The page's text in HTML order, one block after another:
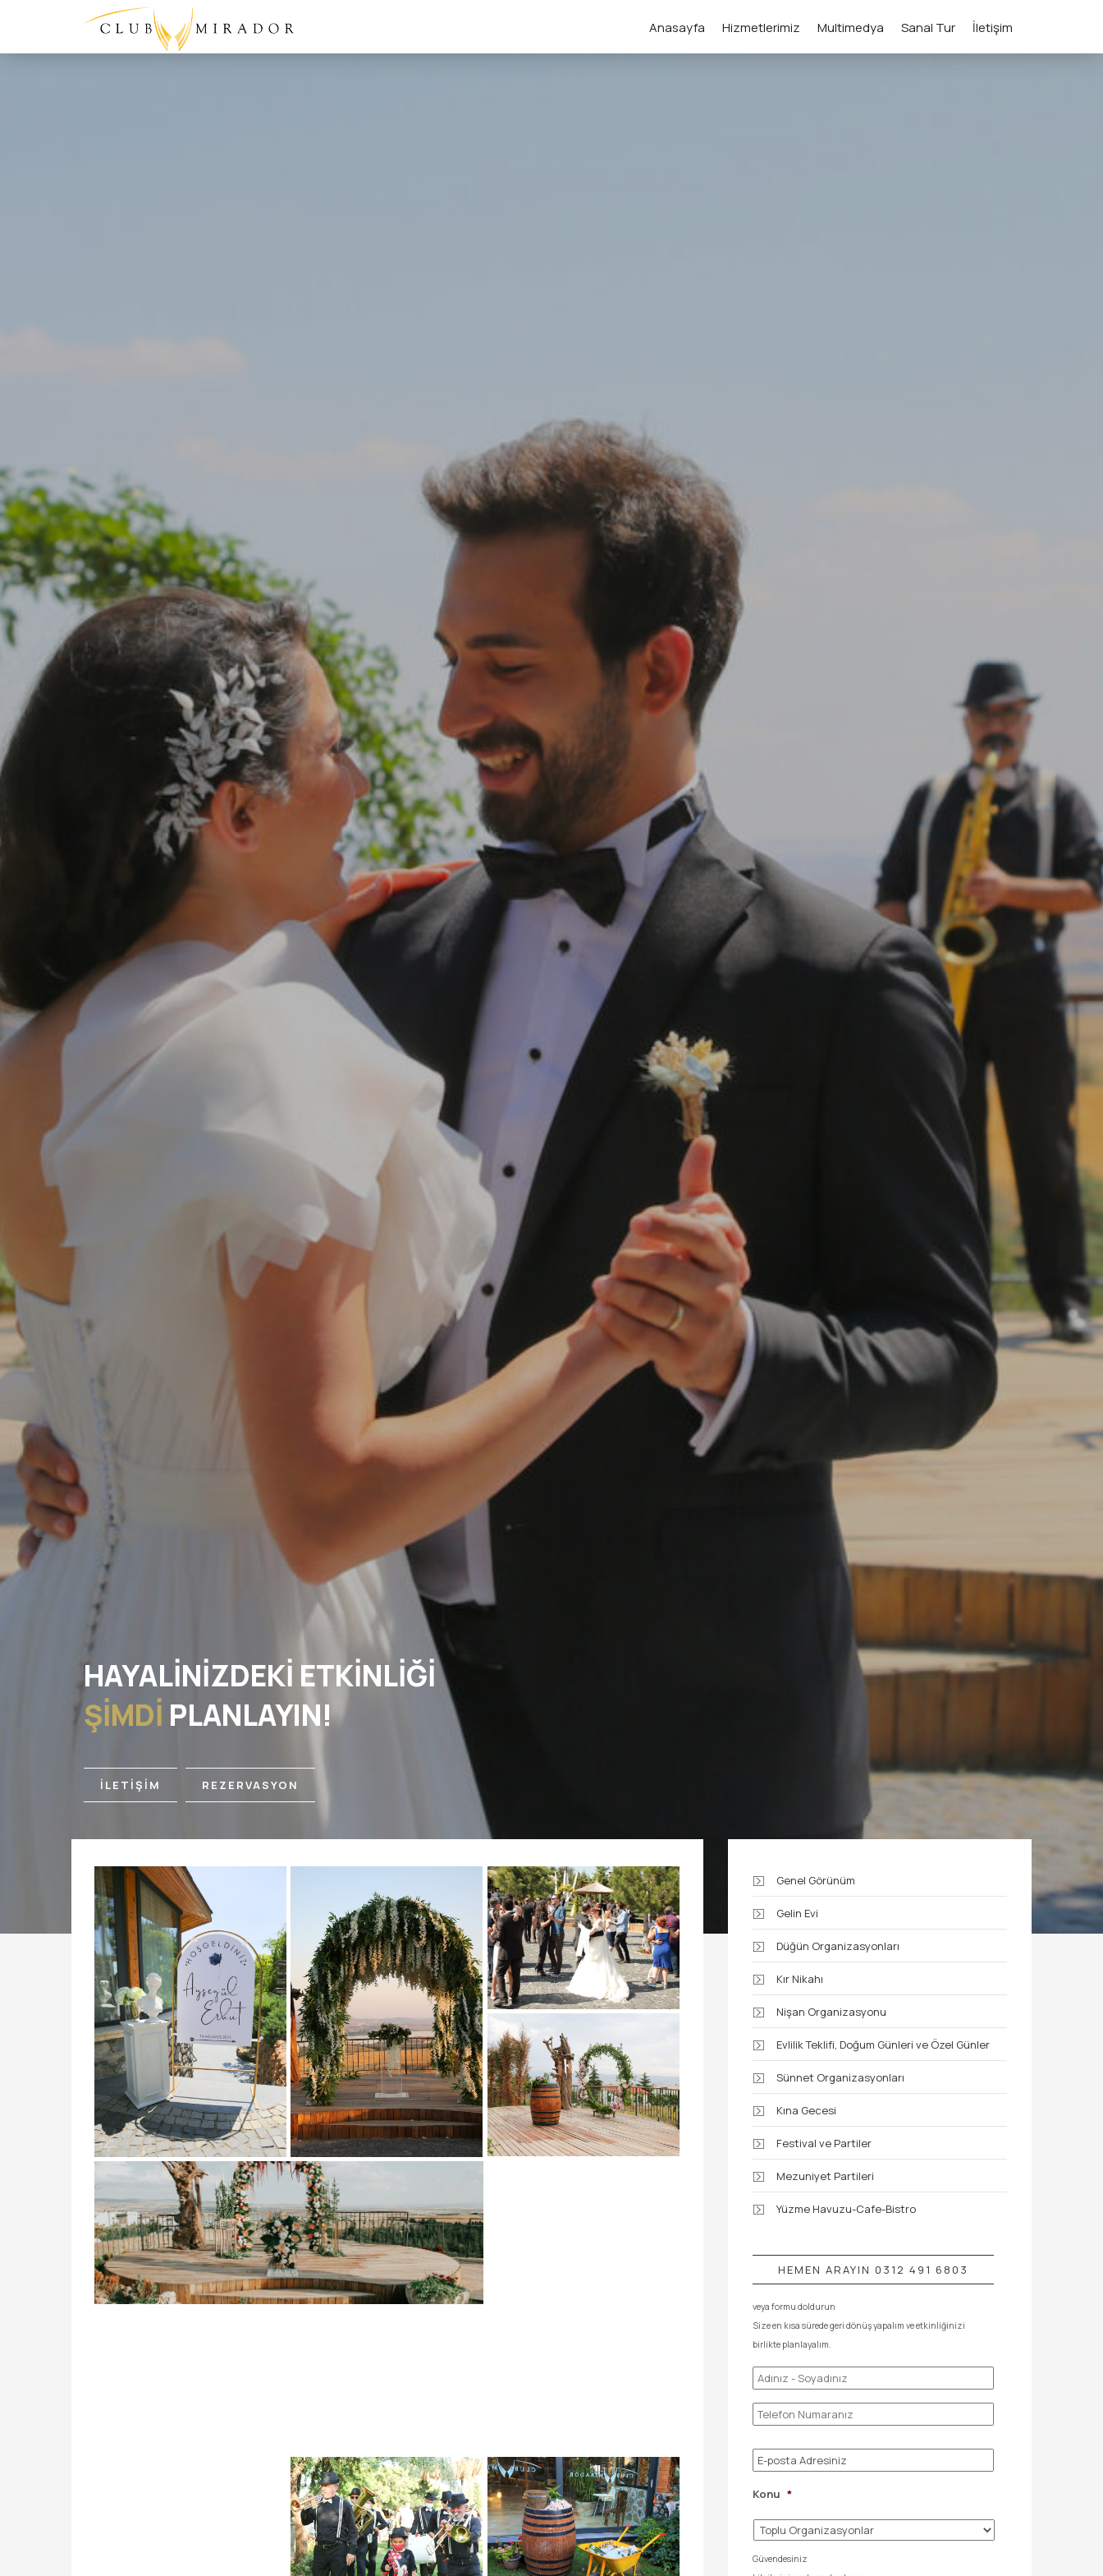
Anasayfa Hizmetlerimiz Multimedya Sanal Tur İletişim
HAYALINIZDEKI ETKINLIĞI
ŞIMDI PLANLAYIN!
İLETİŞİM REZERVASYON
Genel Görünüm
Gelin Evi
Düğün Organizasyonları
Kır Nikahı
Nişan Organizasyonu
Evlilik Teklifi, Doğum Günleri ve Özel Günler
Sünnet Organizasyonları
Kına Gecesi
Festival ve Partiler
Mezuniyet Partileri
Yüzme Havuzu-Cafe-Bistro
HEMEN ARAYIN 0312 491 6803
veya formu doldurun
Size en kısa sürede geri dönüş yapalım ve etkinliğinizi
birlikte planlayalım.
Adınız
-
Telefon
Numaranız *
E-
posta *
Konu *
Güvendesiniz